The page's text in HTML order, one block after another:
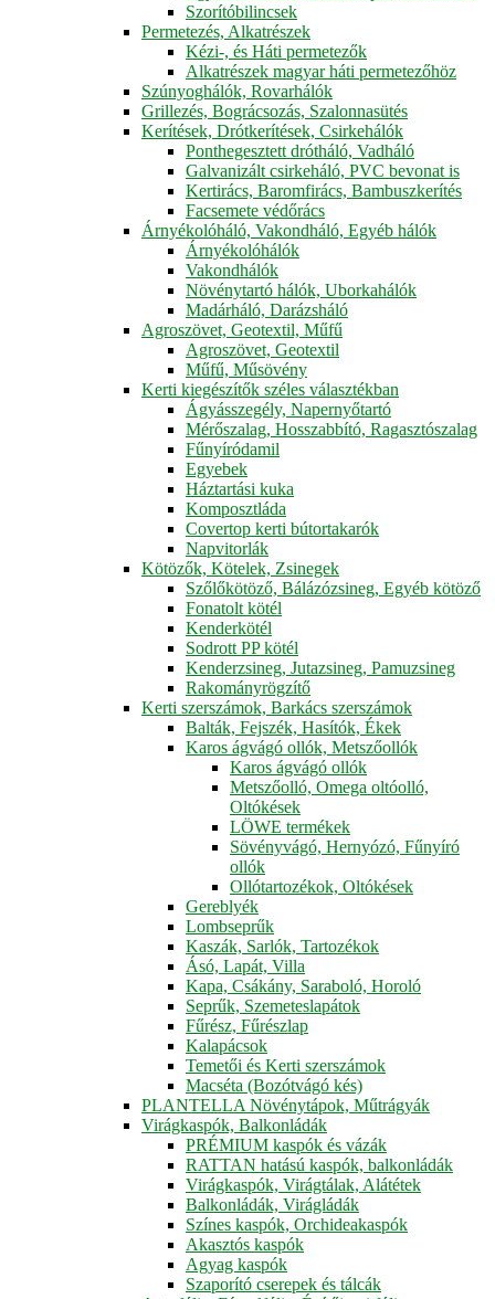
Szorítóbilincsek
Permetezés, Alkatrészek
Kézi-, és Háti permetezők
Alkatrészek magyar háti permetezőhöz
Szúnyoghálók, Rovarhálók
Grillezés, Bográcsozás, Szalonnasütés
Kerítések, Drótkerítések, Csirkehálók
Ponthegesztett drótháló, Vadháló
Galvanizált csirkeháló, PVC bevonat is
Kertirács, Baromfirács, Bambuszkerítés
Facsemete védőrács
Árnyékolóháló, Vakondháló, Egyéb hálók
Árnyékolóhálók
Vakondhálók
Növénytartó hálók, Uborkahálók
Madárháló, Darázsháló
Agroszövet, Geotextil, Műfű
Agroszövet, Geotextil
Műfű, Műsövény
Kerti kiegészítők széles választékban
Ágyásszegély, Napernyőtartó
Mérőszalag, Hosszabbító, Ragasztószalag
Fűnyíródamil
Egyebek
Háztartási kuka
Komposztláda
Covertop kerti bútortakarók
Napvitorlák
Kötözők, Kötelek, Zsinegek
Szőlőkötöző, Bálázózsineg, Egyéb kötöző
Fonatolt kötél
Kenderkötél
Sodrott PP kötél
Kenderzsineg, Jutazsineg, Pamuzsineg
Rakományrögzítő
Kerti szerszámok, Barkács szerszámok
Balták, Fejszék, Hasítók, Ékek
Karos ágvágó ollók, Metszőollók
Karos ágvágó ollók
Metszőolló, Omega oltóolló,
Oltókések
LÖWE termékek
Sövényvágó, Hernyózó, Fűnyíró
ollók
Ollótartozékok, Oltókések
Gereblyék
Lombseprűk
Kaszák, Sarlók, Tartozékok
Ásó, Lapát, Villa
Kapa, Csákány, Saraboló, Horoló
Seprűk, Szemeteslapátok
Fűrész, Fűrészlap
Kalapácsok
Temetői és Kerti szerszámok
Macséta (Bozótvágó kés)
PLANTELLA Növénytápok, Műtrágyák
Virágkaspók, Balkonládák
PRÉMIUM kaspók és vázák
RATTAN hatású kaspók, balkonládák
Virágkaspók, Virágtálak, Alátétek
Balkonládák, Virágládák
Színes kaspók, Orchideakaspók
Akasztós kaspók
Agyag kaspók
Szaporító cserepek és tálcák